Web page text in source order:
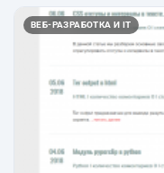
ВЕБ-РАЗРАБОТКА И IT